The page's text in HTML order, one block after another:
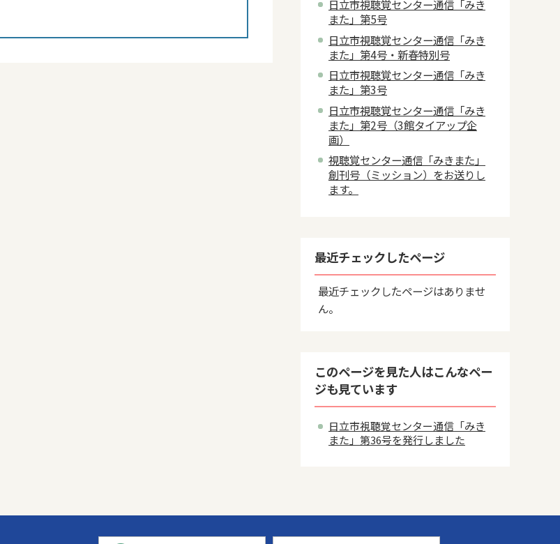
日立市視聴覚センター通信「みき
また」第5号
日立市視聴覚センター通信「みき
また」第4号・新春特別号
日立市視聴覚センター通信「みき
また」第3号
日立市視聴覚センター通信「みき
また」第2号（3館タイアップ企
画）
視聴覚センター通信「みきまた」
創刊号（ミッション）をお送りし
ます。
最近チェックしたページ
最近チェックしたページはありませ
ん。
このページを見た人はこんなペー
ジも見ています
日立市視聴覚センター通信「みき
また」第36号を発行しました